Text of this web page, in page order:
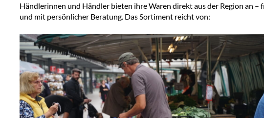
Händlerinnen und Händler bieten ihre Waren direkt aus der Region an –
und mit persönlicher Beratung. Das Sortiment reicht von: